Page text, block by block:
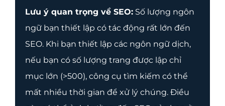
Lưu ý quan trọng về SEO: Số lượng ngôn
ngữ bạn thiết lập có tác động rất lớn đến
SEO. Khi bạn thiết lập các ngôn ngữ dịch,
nếu bạn có số lượng trang được lập chỉ
mục lớn (>500), công cụ tìm kiếm có thể
mất nhiều thời gian để xử lý chúng. Điều